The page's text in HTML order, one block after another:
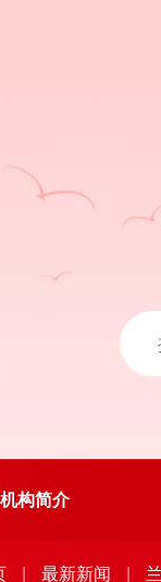
机构简介
| 最新新闻 |